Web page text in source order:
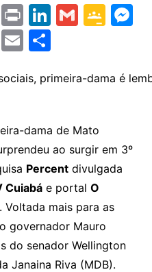
Pr
in
t
Li
n
k
e
n
G
l
G
gl
a
s
o
o
m
M
s
g
E
ai
S
ar
primeira-dama é
dama de Mato
ao surgir em 3º
Percentdivulgada
Cuiabáe portal O
Voltada mais para as
governador Mauro
do senador Wellington
Janaina Riva (MDB).